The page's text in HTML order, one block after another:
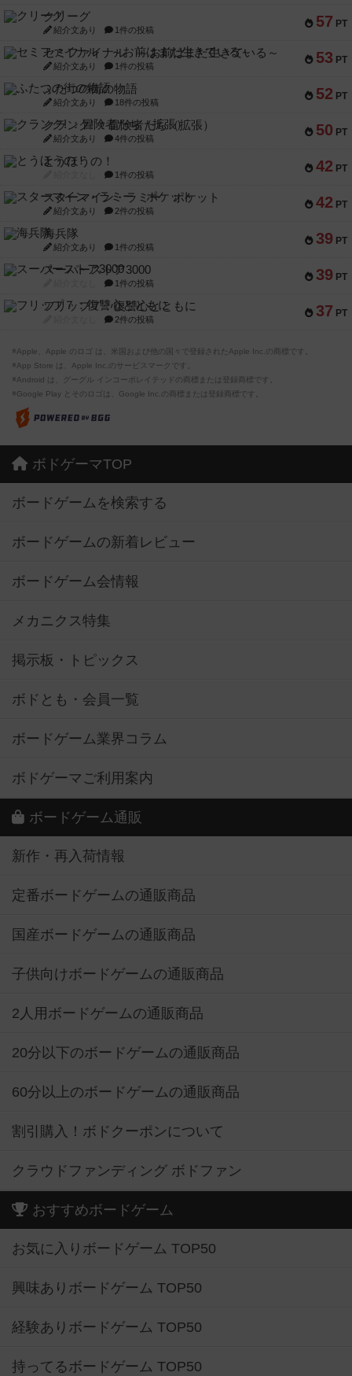
57 PT
クリーグ
紹介文あり 1件の投稿
53 PT
セミファイナル ～お前はまだ生きている～
紹介文あり 1件の投稿
52 PT
ふたつの街の物語
紹介文あり 18件の投稿
50 PT
クランク! ：冒険者たち（拡張）
紹介文あり 4件の投稿
42 PT
とうほうの！
1件の投稿
42 PT
スターマイン・ラミー ポケット
紹介文あり 2件の投稿
39 PT
海兵隊
紹介文あり 1件の投稿
39 PT
スーパーストア3000
1件の投稿
37 PT
フリップ７：復讐心とともに
2件の投稿
※Apple、Apple のロゴ は、米国および他の国々で登録されたApple Inc.の商標です。
※App Store は、Apple Inc.のサービスマークです。
※Android は、グーグル インコーポレイテッドの商標または登録商標です。
※Google Play とそのロゴは、Google Inc.の商標または登録商標です。
ボドゲーマTOP
ボードゲームを検索する
ボードゲームの新着レビュー
ボードゲーム会情報
メカニクス特集
掲示板・トピックス
ボドとも・会員一覧
ボードゲーム業界コラム
ボドゲーマご利用案内
ボードゲーム通販
新作・再入荷情報
定番ボードゲームの通販商品
国産ボードゲームの通販商品
子供向けボードゲームの通販商品
2人用ボードゲームの通販商品
20分以下のボードゲームの通販商品
60分以上のボードゲームの通販商品
割引購入！ボドクーポンについて
クラウドファンディング ボドファン
おすすめボードゲーム
お気に入りボードゲーム TOP50
興味ありボードゲーム TOP50
経験ありボードゲーム TOP50
持ってるボードゲーム TOP50